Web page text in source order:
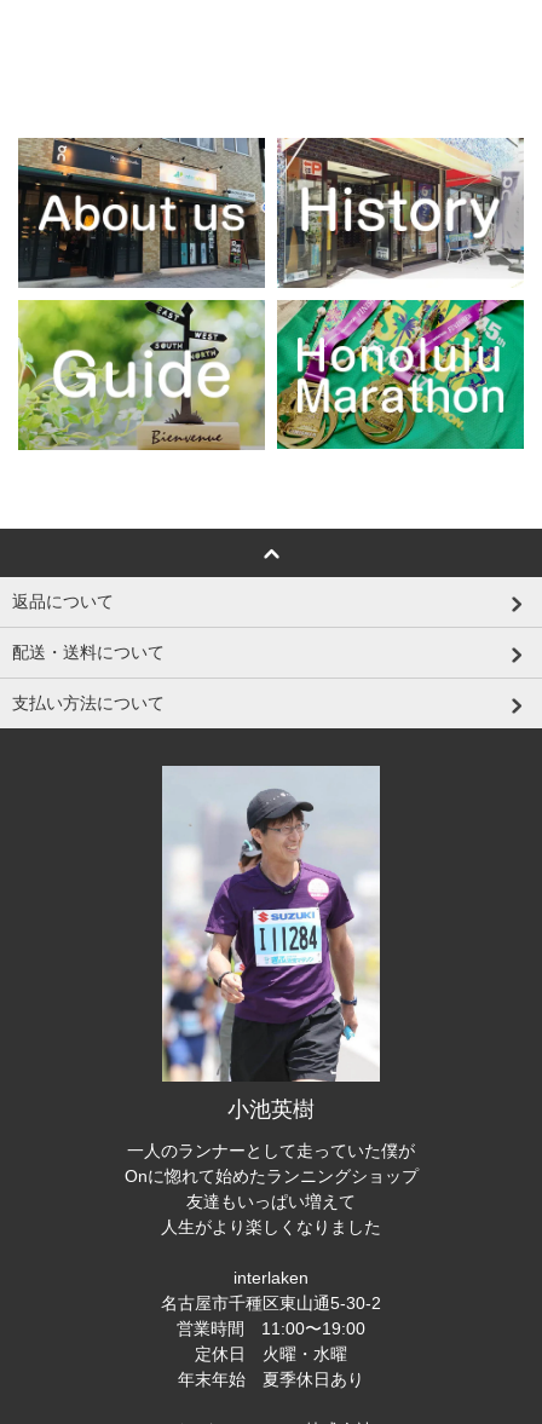
返品について
配送・送料について
支払い方法について
小池英樹
一人のランナーとして走っていた僕が
Onに惚れて始めたランニングショップ
友達もいっぱい増えて
人生がより楽しくなりました
interlaken
名古屋市千種区東山通5-30-2
営業時間 11:00〜19:00
定休日 火曜・水曜
年末年始 夏季休日あり